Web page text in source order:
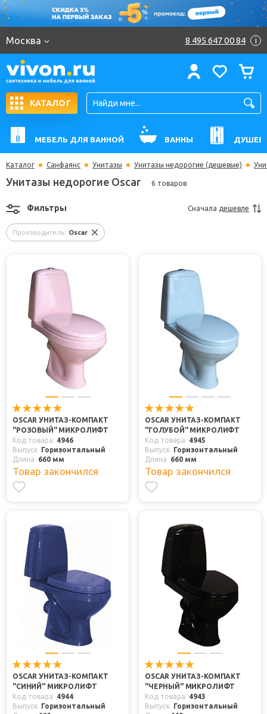
Москва 8 495 647 00 84 i
КАТАЛОГ
МЕБЕЛЬ ДЛЯ ВАННОЙ ВАННЫ
Каталог Санфаянс Унитазы Унитазы недорогие (дешевые)
Унитазы недорогие Oscar 6 товаров
Производитель: Oscar
Фильтры Сначала дешевле
OSCAR УНИТАЗ-КОМПАКТ
"РОЗОВЫЙ" МИКРОЛИФТ
Код товара
4946
Выпуск Горизонтальный
Длина
660 мм
Товар закончился
OSCAR УНИТАЗ-КОМПАКТ
"ГОЛУБОЙ" МИКРОЛИФТ
Код товара
4945
Выпуск Горизонтальный
Длина
660 мм
Товар закончился
OSCAR УНИТАЗ-КОМПАКТ
"СИНИЙ" МИКРОЛИФТ
Код товара
4944
Выпуск Горизонтальный
OSCAR УНИТАЗ-КОМПАКТ
"ЧЕРНЫЙ" МИКРОЛИФТ
Код товара
4943
Выпуск Горизонтальный